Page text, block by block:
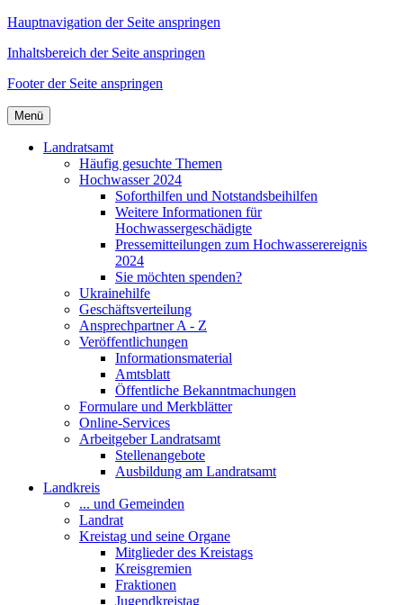
Hauptnavigation der Seite anspringen
Inhaltsbereich der Seite anspringen
Footer der Seite anspringen
Menü
Landratsamt
Häufig gesuchte Themen
Hochwasser 2024
Soforthilfen und Notstandsbeihilfen
Weitere Informationen für
Hochwassergeschädigte
Pressemitteilungen zum Hochwasserereignis
2024
Sie möchten spenden?
Ukrainehilfe
Geschäftsverteilung
Ansprechpartner A - Z
Veröffentlichungen
Informationsmaterial
Amtsblatt
Öffentliche Bekanntmachungen
Formulare und Merkblätter
Online-Services
Arbeitgeber Landratsamt
Stellenangebote
Ausbildung am Landratsamt
Landkreis
... und Gemeinden
Landrat
Kreistag und seine Organe
Mitglieder des Kreistags
Kreisgremien
Fraktionen
Jugendkreistag